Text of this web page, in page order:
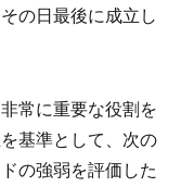
の日最後に成立し
常に重要な役割を
基準として、次の
の強弱を評価した